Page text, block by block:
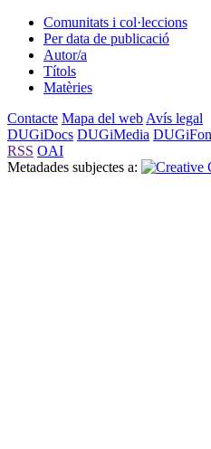
Comunitats i col·leccions
Per data de publicació
Autor/a
Títols
Matèries
Contacte Mapa del web Avís legal
DUGiDocs DUGiMedia
RSS OAI
Metadades subjectes a: